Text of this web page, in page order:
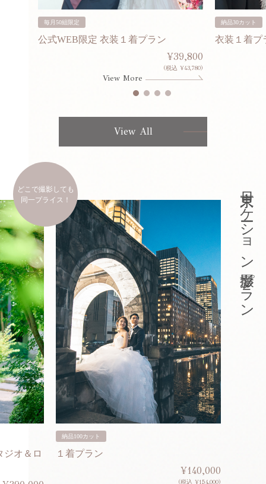
毎月50組限定
公式WEB限定 衣装１着プラン
¥39,800
(税込 ¥43,780)
View More
納品30カット
衣装１着プ
View All
どこで撮影しても
同一プライス！
ジオ＆ロ
納品100カット
１着プラン
¥140,000
(税込 ¥154,000)
東京ロケーション撮影プラン